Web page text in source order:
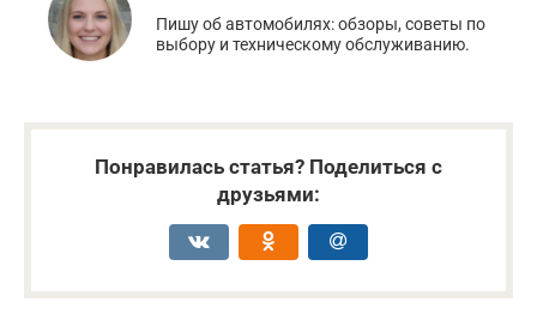
Пишу об автомобилях: обзоры, советы по
выбору и техническому обслуживанию.
Понравилась статья? Поделиться с
друзьями: